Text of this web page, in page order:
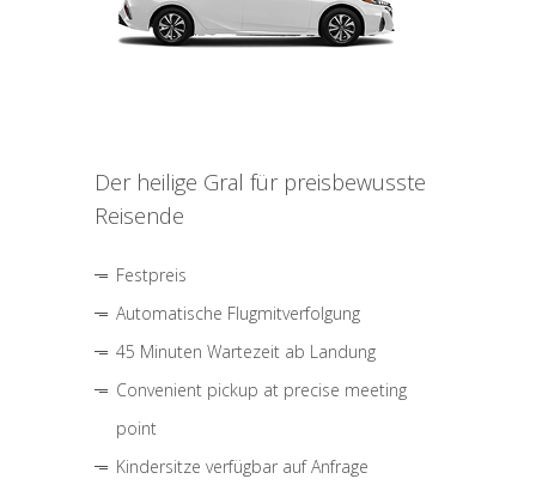
Der heilige Gral für preisbewusste
Reisende
Festpreis
Automatische Flugmitverfolgung
45 Minuten Wartezeit ab Landung
Convenient pickup at precise meeting
point
Kindersitze verfügbar auf Anfrage